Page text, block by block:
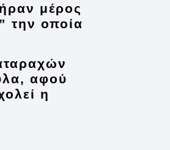
μέρος
την οποία
αφού
η